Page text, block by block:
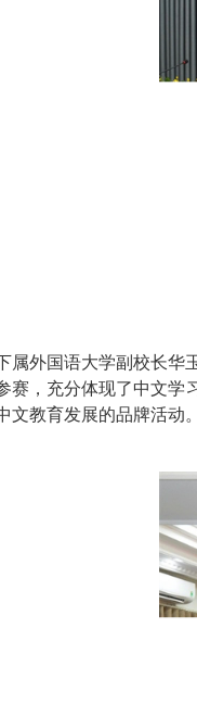
外国语大学副校长华玉
赛，充分体现了中文学
文教育发展的品牌活动。